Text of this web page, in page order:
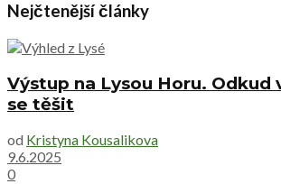
Nejčtenější články
Výstup na Lysou Horu. Odkud
se těšit
od Kristyna Kousalikova
9.6.2025
0